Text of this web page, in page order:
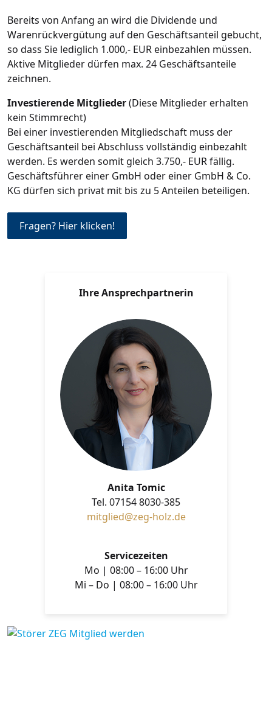
Bereits von Anfang an wird die Dividende und
Warenrückvergütung auf den Geschäftsanteil gebucht,
so dass Sie lediglich 1.000,- EUR einbezahlen müssen.
Aktive Mitglieder dürfen max. 24 Geschäftsanteile
zeichnen.
Investierende Mitglieder(Diese Mitglieder erhalten
kein Stimmrecht)
Bei einer investierenden Mitgliedschaft muss der
Geschäftsanteil bei Abschluss vollständig einbezahlt
werden. Es werden somit gleich 3.750,- EUR fällig.
Geschäftsführer einer GmbH oder einer GmbH & Co.
KG dürfen sich privat mit bis zu 5 Anteilen beteiligen.
Fragen? Hier klicken!
Ihre Ansprechpartnerin
Anita Tomic
Tel. 07154 8030-385
mitglied@zeg-holz.de
Servicezeiten
Mo | 08:00 – 16:00 Uhr
Mi – Do | 08:00 – 16:00 Uhr